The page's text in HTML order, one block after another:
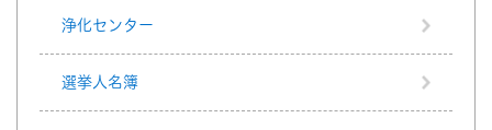
浄化センター
選挙人名簿